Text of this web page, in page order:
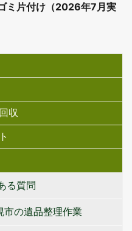
ミ片付け（2026年7月実
収
る質問
の遺品整理作業